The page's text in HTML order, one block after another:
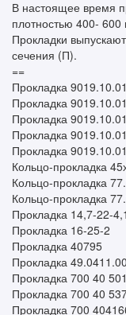
В настоящее время
плотностью 400- 600
Прокладки
сечения (П).
==
Прокладка
Прокладка
Прокладка
Прокладка
Прокладка
Кольцо-прокладка
Кольцо-прокладка
Кольцо-прокладка
Прокладка 14,7-22-4,1
Прокладка 16-25-2
Прокладка 40795
Прокладка
Прокладка 700 40
Прокладка 700 40
Прокладка 700